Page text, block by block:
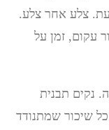
צלע אחר צלע.
עקום, זמן על
נקים תבנית
שיכור שמתנודד